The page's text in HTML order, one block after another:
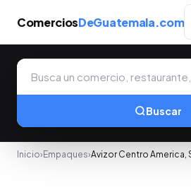
ComerciosDeGuatemala.com
Buscar
Inicio› Empaques›Avizor Centro America,